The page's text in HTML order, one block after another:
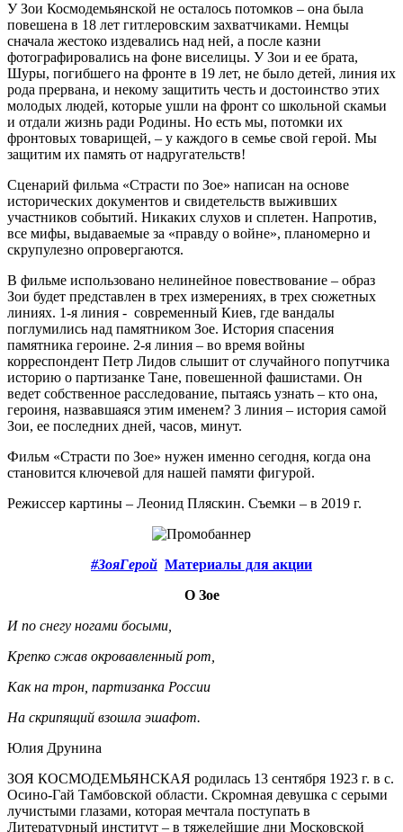
У Зои Космодемьянской не осталось потомков – она была
повешена в 18 лет гитлеровским захватчиками. Немцы
сначала жестоко издевались над ней, а после казни
фотографировались на фоне виселицы. У Зои и ее брата,
Шуры, погибшего на фронте в 19 лет, не было детей, линия их
рода прервана, и некому защитить честь и достоинство этих
молодых людей, которые ушли на фронт со школьной скамьи
и отдали жизнь ради Родины. Но есть мы, потомки их
фронтовых товарищей, – у каждого в семье свой герой. Мы
защитим их память от надругательств!
Сценарий фильма «Страсти по Зое» написан на основе
исторических документов и свидетельств выживших
участников событий. Никаких слухов и сплетен. Напротив,
все мифы, выдаваемые за «правду о войне», планомерно и
скрупулезно опровергаются.
В фильме использовано нелинейное повествование – образ
Зои будет представлен в трех измерениях, в трех сюжетных
линиях. 1-я линия - современный Киев, где вандалы
поглумились над памятником Зое. История спасения
памятника героине. 2-я линия – во время войны
корреспондент Петр Лидов слышит от случайного попутчика
историю о партизанке Тане, повешенной фашистами. Он
ведет собственное расследование, пытаясь узнать – кто она,
героиня, назвавшаяся этим именем? 3 линия – история самой
Зои, ее последних дней, часов, минут.
Фильм «Страсти по Зое» нужен именно сегодня, когда она
становится ключевой для нашей памяти фигурой.
Режиссер картины – Леонид Пляскин. Съемки – в 2019 г.
#ЗояГерой Материалы для акции
О Зое
И по снегу ногами босыми,
Крепко сжав окровавленный рот,
Как на трон, партизанка России
На скрипящий взошла эшафот.
Юлия Друнина
ЗОЯ КОСМОДЕМЬЯНСКАЯ родилась 13 сентября 1923 г. в с.
Осино-Гай Тамбовской области. Скромная девушка с серыми
лучистыми глазами, которая мечтала поступать в
Литературный институт – в тяжелейшие дни Московской